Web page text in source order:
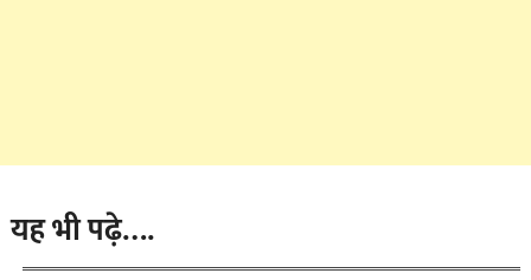
यह भी पढ़े….